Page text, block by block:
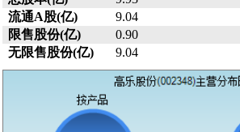
流通A股(亿)
9.04
限售股份(亿)
0.90
无限售股份(亿)
9.04